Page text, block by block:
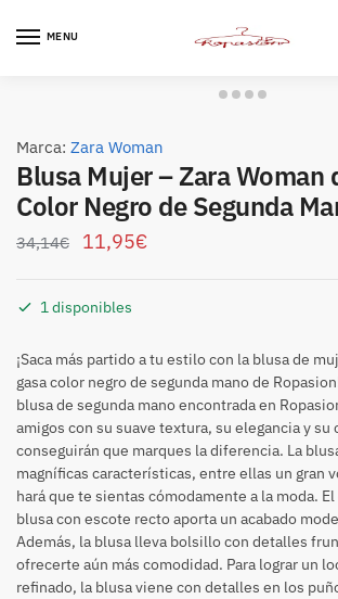
MENU
Marca: Zara Woman
Blusa Mujer – Zara Woman
Color Negro de Segunda
34,14€ 11,95€
1 disponibles
¡Saca más partido a tu estilo con la blusa de
gasa color negro de segunda mano de
blusa de segunda mano encontrada en
amigos con su suave textura, su elegancia y su
conseguirán que marques la diferencia. La
magníficas características, entre ellas un gran
hará que te sientas cómodamente a la moda.
blusa con escote recto aporta un acabado
Además, la blusa lleva bolsillo con detalles
ofrecerte aún más comodidad. Para lograr un
refinado, la blusa viene con detalles en los